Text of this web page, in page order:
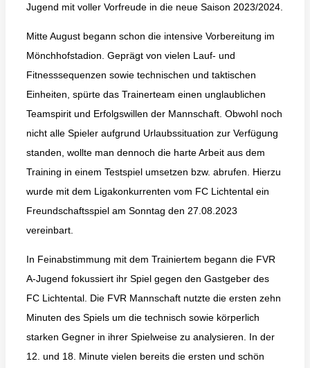
Jugend mit voller Vorfreude in die neue Saison 2023/2024.
Mitte August begann schon die intensive Vorbereitung im
Mönchhofstadion. Geprägt von vielen Lauf- und
Fitnesssequenzen sowie technischen und taktischen
Einheiten, spürte das Trainerteam einen unglaublichen
Teamspirit und Erfolgswillen der Mannschaft. Obwohl noch
nicht alle Spieler aufgrund Urlaubssituation zur Verfügung
standen, wollte man dennoch die harte Arbeit aus dem
Training in einem Testspiel umsetzen bzw. abrufen. Hierzu
wurde mit dem Ligakonkurrenten vom FC Lichtental ein
Freundschaftsspiel am Sonntag den 27.08.2023
vereinbart.
In Feinabstimmung mit dem Trainiertem begann die FVR
A-Jugend fokussiert ihr Spiel gegen den Gastgeber des
FC Lichtental. Die FVR Mannschaft nutzte die ersten zehn
Minuten des Spiels um die technisch sowie körperlich
starken Gegner in ihrer Spielweise zu analysieren. In der
12. und 18. Minute vielen bereits die ersten und schön